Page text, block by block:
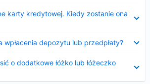
karty kredytowej. Kiedy zostanie ona
wpłacenia depozytu lub przedpłaty?
o dodatkowe łóżko lub łóżeczko